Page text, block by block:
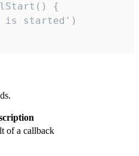
{
is started')
of a callback